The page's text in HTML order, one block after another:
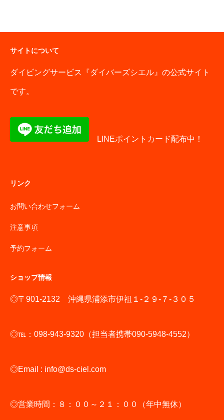
サイトについて
ダイビングサービス『ダイバーズシエル』の公式サイト
です。
LINEポイントカード配布中！
リンク
お問い合わせフォーム
注意事項
予約フォーム
ショップ情報
◎〒901-2132 沖縄県浦添市伊祖１-２９-７-３０５
◎℡：098-943-9320（担当者携帯090-5948-4552）
◎Email : info@ds-ciel.com
◎営業時間：８：００～２１：００（年中無休）